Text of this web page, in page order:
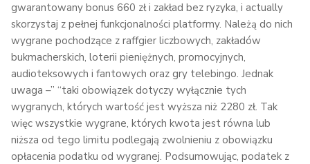
gwarantowany bonus 660 zł i zakład bez ryzyka, i actually
skorzystaj z pełnej funkcjonalności platformy. Należą do nich
wygrane pochodzące z raffgier liczbowych, zakładów
bukmacherskich, loterii pieniężnych, promocyjnych,
audioteksowych i fantowych oraz gry telebingo. Jednak
uwaga –” “taki obowiązek dotyczy wyłącznie tych
wygranych, których wartość jest wyższa niż 2280 zł. Tak
więc wszystkie wygrane, których kwota jest równa lub
niższa od tego limitu podlegają zwolnieniu z obowiązku
opłacenia podatku od wygranej. Podsumowując, podatek z